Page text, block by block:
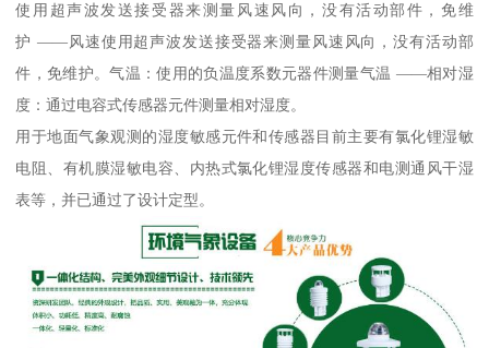
使用超声波发送接受器来测量风速风向，没有活动部件，免维
护 ——风速使用超声波发送接受器来测量风速风向，没有活动部
件，免维护。气温：使用的负温度系数元器件测量气温 ——相对湿
度：通过电容式传感器元件测量相对湿度。
用于地面气象观测的湿度敏感元件和传感器目前主要有氯化锂湿敏
电阻、有机膜湿敏电容、内热式氯化锂湿度传感器和电测通风干湿
表等，并已通过了设计定型。